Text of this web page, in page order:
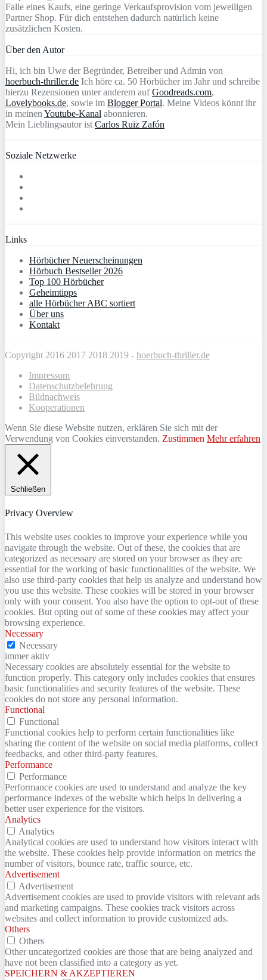
Falle eines Kaufs, eine geringe Verkaufsprovision vom jeweiligen
Partner Shop. Für dich entstehen dadurch natürlich keine
zusätzlichen Kosten.
Über den Autor
Hi, ich bin Uwe der Begründer, Betreiber und Admin von
hoerbuch-thriller.de Ich höre ca. 50 Hörbücher im Jahr und schreibe
hierzu Rezensionen unter anderem aufGoodreads.com,
Lovelybooks.de, sowie im Blogger Portal. Meine Videos könnt ihr
in meinen Youtube-Kanal abonnieren.
Mein Lieblingsautor ist Carlos Ruiz Zafón
Soziale Netzwerke
Links
Hörbücher Neuerscheinungen
Hörbuch Bestseller 2026
Top 100 Hörbücher
Geheimtipps
alle Hörbücher ABC sortiert
Über uns
Kontakt
Copyright 2016 2017 2018 2019 - hoerbuch-thriller.de
Impressum
Datenschutzbelehrung
Bildnachweis
Kooperationen
Wenn Sie diese Website nutzen, erklären Sie sich mit der
Verwendung von Cookies einverstanden. Zustimmen Mehr erfahren
Schließen
Privacy Overview
This website uses cookies to improve your experience while you
navigate through the website. Out of these, the cookies that are
categorized as necessary are stored on your browser as they are
essential for the working of basic functionalities of the website. We
also use third-party cookies that help us analyze and understand how
you use this website. These cookies will be stored in your browser
only with your consent. You also have the option to opt-out of these
cookies. But opting out of some of these cookies may affect your
browsing experience.
Necessary
Necessary
immer aktiv
Necessary cookies are absolutely essential for the website to
function properly. This category only includes cookies that ensures
basic functionalities and security features of the website. These
cookies do not store any personal information.
Functional
Functional
Functional cookies help to perform certain functionalities like
sharing the content of the website on social media platforms, collect
feedbacks, and other third-party features.
Performance
Performance
Performance cookies are used to understand and analyze the key
performance indexes of the website which helps in delivering a
better user experience for the visitors.
Analytics
Analytics
Analytical cookies are used to understand how visitors interact with
the website. These cookies help provide information on metrics the
number of visitors, bounce rate, traffic source, etc.
Advertisement
Advertisement
Advertisement cookies are used to provide visitors with relevant ads
and marketing campaigns. These cookies track visitors across
websites and collect information to provide customized ads.
Others
Others
Other uncategorized cookies are those that are being analyzed and
have not been classified into a category as yet.
SPEICHERN & AKZEPTIEREN